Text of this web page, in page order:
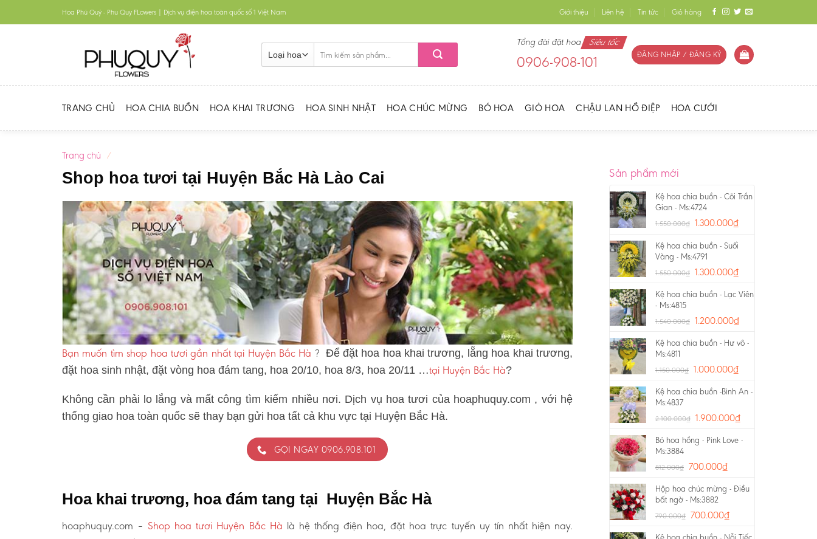
to
Hoa Phú Quý - Phu Quy FLowers | Dịch vụ điện hoa toàn quốc số 1 Việt Nam Giới thiệu Liên hệ Tin tức Giỏ hàng
kiếm:
Tổng đài đặt hoa Siêu tốc
0906-908-101 ĐĂNG NHẬP / ĐĂNG KÝ
TRANG CHỦ HOA CHIA BUỒN HOA KHAI TRƯƠNG HOA SINH NHẬT HOA CHÚC MỪNG BÓ HOA GIỎ HOA CHẬU LAN HỒ ĐIỆP HOA CƯỚI
Trang chủ /
Shop hoa tươi tại Huyện Bắc Hà Lào Cai
Bạn muốn tìm shop hoa tươi gần nhất tại Huyện Bắc Hà ?Để đặt hoa hoa khai trương, lẵng hoa khai trương,
đặt hoa sinh nhật, đặt vòng hoa đám tang, hoa 20/10, hoa 8/3, hoa 20/11 …tại Huyện Bắc Hà?
Không cần phải lo lắng và mất công tìm kiếm nhiều nơi. Dịch vụ hoa tươi của hoaphuquy.com , với hệ
thống giao hoa toàn quốc sẽ thay bạn gửi hoa tất cả khu vực tại Huyện Bắc Hà.
GỌI NGAY 0906.908.101
Hoa khai trương, hoa đám tang tại Huyện Bắc Hà
hoaphuquy.com – Shop hoa tươi Huyện Bắc Hà là hệ thống điện hoa, đặt hoa trực tuyến uy tín nhất hiện nay.
Sản phẩm mới
Kệ hoa chia buồn - Cõi Trần
Gian - Ms:4724
1.550.000₫ 1.300.000₫
Kệ hoa chia buồn - Suối
Vàng - Ms:4791
1.550.000₫ 1.300.000₫
Kệ hoa chia buồn - Lạc Viên
- Ms:4815
1.540.000₫ 1.200.000₫
Kệ hoa chia buồn - Hư vô -
Ms:4811
1.150.000₫ 1.000.000₫
Kệ hoa chia buồn -Bình An -
Ms:4837
2.100.000₫ 1.900.000₫
Bó hoa hồng - Pink Love -
Ms:3884
812.000₫ 700.000₫
Hộp hoa chúc mừng - Điều
bất ngờ - Ms:3882
790.000₫ 700.000₫